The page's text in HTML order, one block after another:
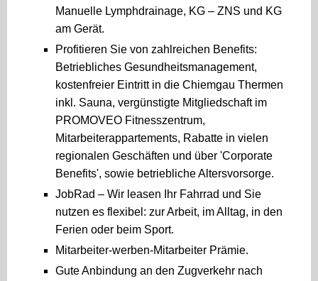
Manuelle Lymphdrainage, KG – ZNS und KG
am Gerät.
Profitieren Sie von zahlreichen Benefits:
Betriebliches Gesundheitsmanagement,
kostenfreier Eintritt in die Chiemgau Thermen
inkl. Sauna, vergünstigte Mitgliedschaft im
PROMOVEO Fitnesszentrum,
Mitarbeiterappartements, Rabatte in vielen
regionalen Geschäften und über 'Corporate
Benefits', sowie betriebliche Altersvorsorge.
JobRad – Wir leasen Ihr Fahrrad und Sie
nutzen es flexibel: zur Arbeit, im Alltag, in den
Ferien oder beim Sport.
Mitarbeiter-werben-Mitarbeiter Prämie.
Gute Anbindung an den Zugverkehr nach